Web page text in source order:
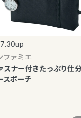
ァミエ
ナー付きたっぷり仕分け
ポーチ